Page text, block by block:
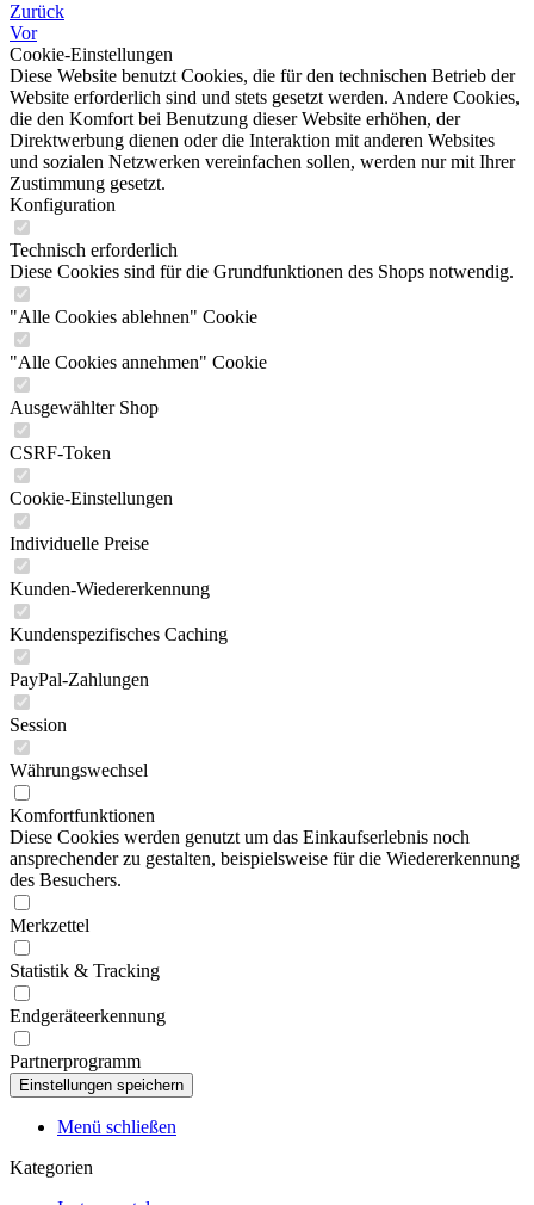
Zurück
Vor
Cookie-Einstellungen
Diese Website benutzt Cookies, die für den technischen Betrieb der
Website erforderlich sind und stets gesetzt werden. Andere Cookies,
die den Komfort bei Benutzung dieser Website erhöhen, der
Direktwerbung dienen oder die Interaktion mit anderen Websites
und sozialen Netzwerken vereinfachen sollen, werden nur mit Ihrer
Zustimmung gesetzt.
Konfiguration
Technisch erforderlich
Diese Cookies sind für die Grundfunktionen des Shops notwendig.
"Alle Cookies ablehnen" Cookie
"Alle Cookies annehmen" Cookie
Ausgewählter Shop
CSRF-Token
Cookie-Einstellungen
Individuelle Preise
Kunden-Wiedererkennung
Kundenspezifisches Caching
PayPal-Zahlungen
Session
Währungswechsel
Komfortfunktionen
Diese Cookies werden genutzt um das Einkaufserlebnis noch
ansprechender zu gestalten, beispielsweise für die Wiedererkennung
des Besuchers.
Merkzettel
Statistik & Tracking
Endgeräteerkennung
Partnerprogramm
Menü schließen
Kategorien